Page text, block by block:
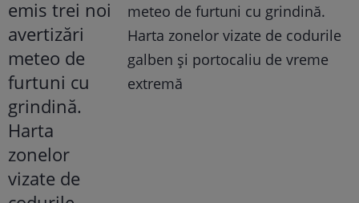
meteo de furtuni cu grindină.
Harta zonelor vizate de codurile
galben și portocaliu de vreme
extremă